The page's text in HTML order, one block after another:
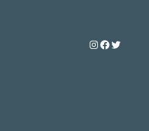
Instagram
Facebook
Twitter